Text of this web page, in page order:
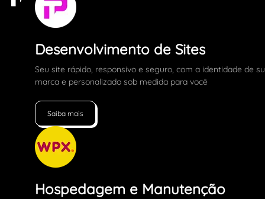
Desenvolvimento de Sites
Seu site rápido, responsivo e seguro, com a identidade de
marca e personalizado sob medida para você
Saiba mais
Hospedagem e Manutenção